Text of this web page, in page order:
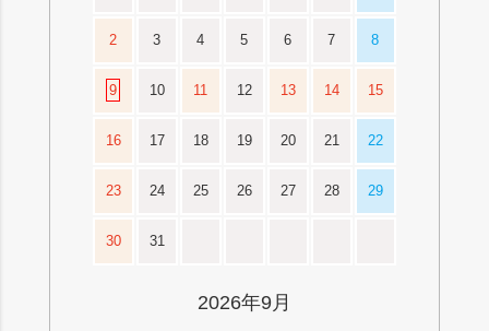
2 3 4 5 6 7 8
9 10 11 12 13 14 15
16 17 18 19 20 21 22
23 24 25 26 27 28 29
30 31
2026年9月